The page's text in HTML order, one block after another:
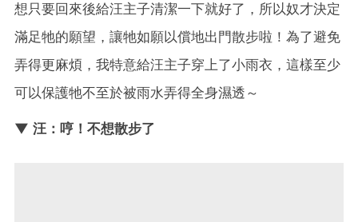
想只要回來後給汪主子清潔一下就好了，所以奴才決定
滿足牠的願望，讓牠如願以償地出門散步啦！為了避免
弄得更麻煩，我特意給汪主子穿上了小雨衣，這樣至少
可以保護牠不至於被雨水弄得全身濕透～
▼ 汪：哼！不想散步了